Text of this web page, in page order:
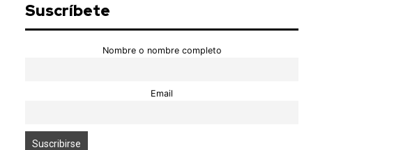
Suscríbete
Nombre o nombre completo
Email